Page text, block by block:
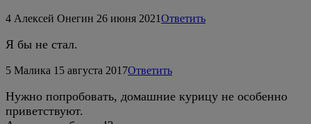
4 Алексей Онегин 26 июня 2021Ответить
Я бы не стал.
5 Малика 15 августа 2017Ответить
Нужно попробовать, домашние курицу не особенно
приветствуют.